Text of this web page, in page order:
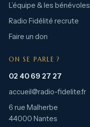
L’équipe & les bénévoles
Radio Fidélité recrute
Faire un don
ON SE PARLE ?
02 40 69 27 27
accueil@radio-fidelite.fr
6 rue Malherbe
44000 Nantes